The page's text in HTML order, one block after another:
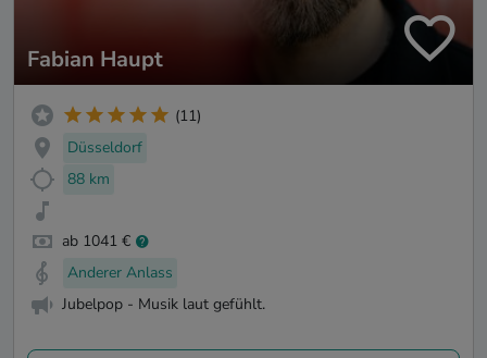
Fabian Haupt
(11)
Düsseldorf
88 km
ab 1041 €
Anderer Anlass
Jubelpop - Musik laut gefühlt.